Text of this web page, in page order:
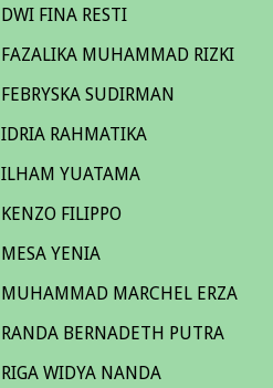
DWI FINA RESTI
FAZALIKA MUHAMMAD RIZKI
FEBRYSKA SUDIRMAN
IDRIA RAHMATIKA
ILHAM YUATAMA
KENZO FILIPPO
MESA YENIA
MUHAMMAD MARCHEL ERZA
RANDA BERNADETH PUTRA
RIGA WIDYA NANDA